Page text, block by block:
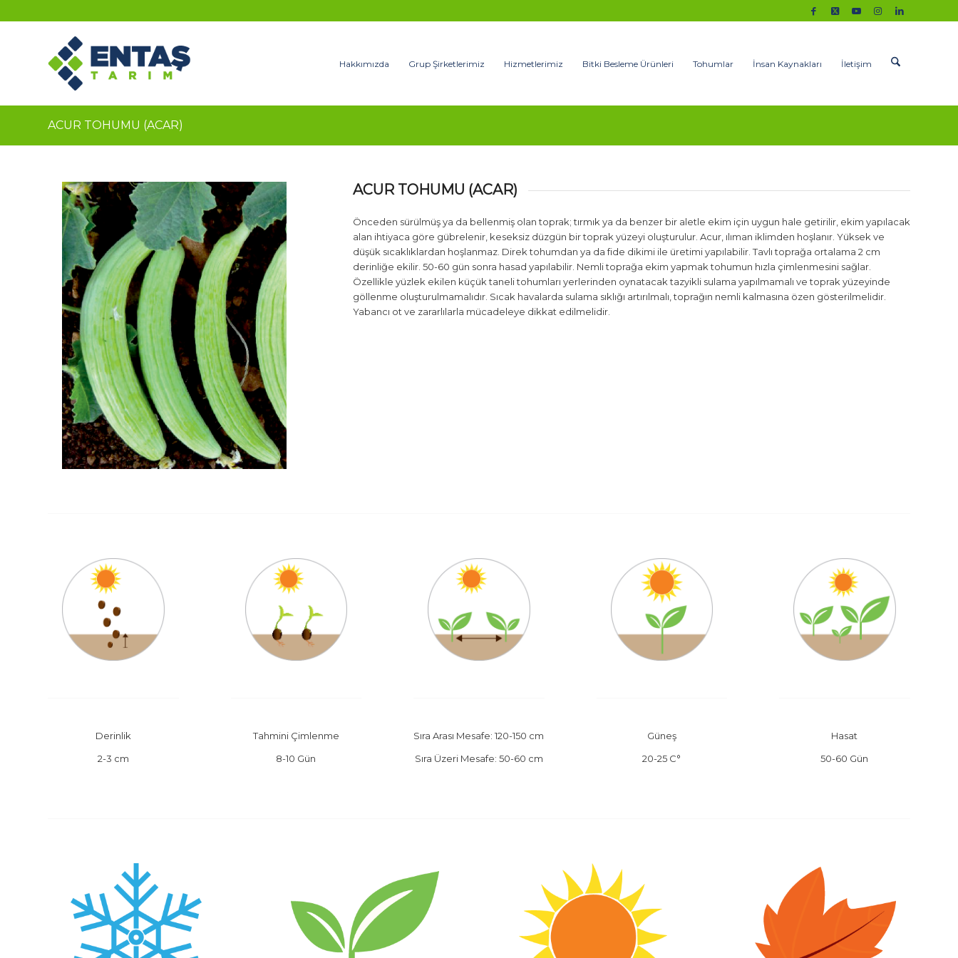
Hakkımızda Grup Şirketlerimiz Hizmetlerimiz Bitki Besleme Ürünleri Tohumlar İnsan Kaynakları İletişim
ACUR TOHUMU (ACAR)
ACUR TOHUMU (ACAR)
Önceden sürülmüş ya da bellenmiş olan toprak; tırmık ya da benzer bir aletle ekim için uygun hale getirilir, ekim yapılacak
alan ihtiyaca göre gübrelenir, keseksiz düzgün bir toprak yüzeyi oluşturulur. Acur, ılıman iklimden hoşlanır. Yüksek ve
düşük sıcaklıklardan hoşlanmaz. Direk tohumdan ya da fide dikimi ile üretimi yapılabilir. Tavlı toprağa ortalama 2 cm
derinliğe ekilir. 50-60 gün sonra hasad yapılabilir. Nemli toprağa ekim yapmak tohumun hızla çimlenmesini sağlar.
Özellikle yüzlek ekilen küçük taneli tohumları yerlerinden oynatacak tazyikli sulama yapılmamalı ve toprak yüzeyinde
göllenme oluşturulmamalıdır. Sıcak havalarda sulama sıklığı artırılmalı, toprağın nemli kalmasına özen gösterilmelidir.
Yabancı ot ve zararlılarla mücadeleye dikkat edilmelidir.
Derinlik
2-3 cm
Tahmini Çimlenme
8-10 Gün
Sıra Arası Mesafe: 120-150 cm
Sıra Üzeri Mesafe: 50-60 cm
Güneş
20-25 C°
Hasat
50-60 Gün